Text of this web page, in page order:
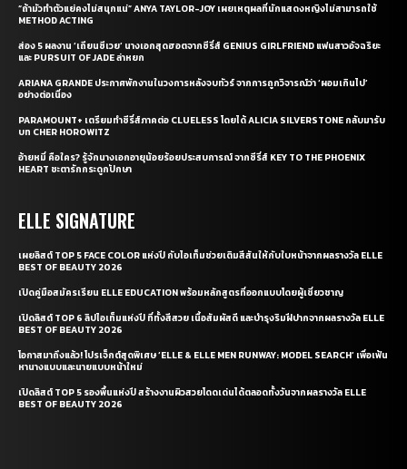
“ถ้ามัวทำตัวแย่คงไม่สนุกแน่” ANYA TAYLOR-JOY เผยเหตุผลที่นักแสดงหญิงไม่สามารถใช้
METHOD ACTING
ส่อง 5 ผลงาน ‘เถียนซีเวย’ นางเอกสุดฮอตจากซีรี่ส์ GENIUS GIRLFRIEND แฟนสาวอัจฉริยะ
และ PURSUIT OF JADE ล่าหยก
ARIANA GRANDE ประกาศพักงานในวงการหลังจบทัวร์ จากการถูกวิจารณ์ว่า ‘ผอมเกินไป’
อย่างต่อเนื่อง
PARAMOUNT+ เตรียมทำซีรี่ส์ภาคต่อ CLUELESS โดยได้ ALICIA SILVERSTONE กลับมารับ
บท CHER HOROWITZ
อ้ายหมี่ คือใคร? รู้จักนางเอกอายุน้อยร้อยประสบการณ์ จากซีรี่ส์ KEY TO THE PHOENIX
HEART ชะตารักกระดูกปักษา
ELLE SIGNATURE
เผยลิสต์ TOP 5 FACE COLOR แห่งปี กับไอเท็มช่วยเติมสีสันให้กับใบหน้าจากผลรางวัล ELLE
BEST OF BEAUTY 2026
เปิดคู่มือสมัครเรียน ELLE EDUCATION พร้อมหลักสูตรที่ออกแบบโดยผู้เชี่ยวชาญ
เปิดลิสต์ TOP 6 ลิปไอเท็มแห่งปี ที่ทั้งสีสวย เนื้อสัมผัสดี และบำรุงริมฝีปากจากผลรางวัล ELLE
BEST OF BEAUTY 2026
โอกาสมาถึงแล้ว! โปรเจ็กต์สุดพิเศษ ‘ELLE & ELLE MEN RUNWAY: MODEL SEARCH’ เพื่อเฟ้น
หานางแบบและนายแบบหน้าใหม่
เปิดลิสต์ TOP 5 รองพื้นแห่งปี สร้างงานผิวสวยโดดเด่นได้ตลอดทั้งวันจากผลรางวัล ELLE
BEST OF BEAUTY 2026